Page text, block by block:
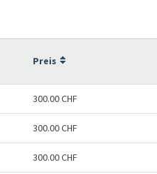
Preis
300.00 CHF
300.00 CHF
300.00 CHF